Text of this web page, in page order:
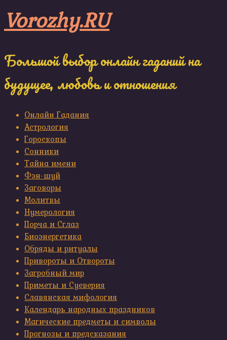
to
content
Vorozhy.RU
Большой выбор онлайн гаданий на
будущее, любовь и отношения
Онлайн Гадания
Астрология
Гороскопы
Сонники
Тайна имени
Фэн-шуй
Заговоры
Молитвы
Нумерология
Порча и Сглаз
Биоэнергетика
Обряды и ритуалы
Привороты и Отвороты
Загробный мир
Приметы и Суеверия
Славянская мифология
Календарь народных праздников
Магические предметы и символы
Прогнозы и предсказания